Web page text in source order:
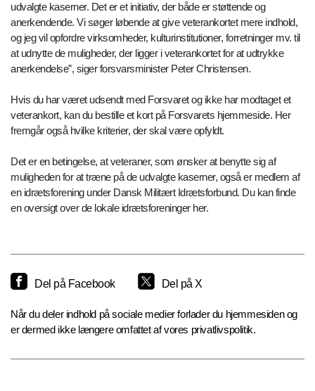
udvalgte kaserner. Det er et initiativ, der både er støttende og
anerkendende. Vi søger løbende at give veterankortet mere indhold,
og jeg vil opfordre virksomheder, kulturinstitutioner, forretninger mv. til
at udnytte de muligheder, der ligger i veterankortet for at udtrykke
anerkendelse”, siger forsvarsminister Peter Christensen.
Hvis du har været udsendt med Forsvaret og ikke har modtaget et
veterankort, kan du bestille et kort på Forsvarets hjemmeside. Her
fremgår også hvilke kriterier, der skal være opfyldt.
Det er en betingelse, at veteraner, som ønsker at benytte sig af
muligheden for at træne på de udvalgte kaserner, også er medlem af
en idrætsforening under Dansk Militært Idrætsforbund. Du kan finde
en oversigt over de lokale idrætsforeninger her.
Del på Facebook Del på X
Når du deler indhold på sociale medier forlader du hjemmesiden og
er dermed ikke længere omfattet af vores privatlivspolitik.